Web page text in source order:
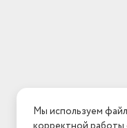
Мы используем